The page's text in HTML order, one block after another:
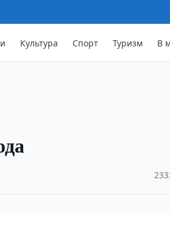
Культура Спорт Туризм В